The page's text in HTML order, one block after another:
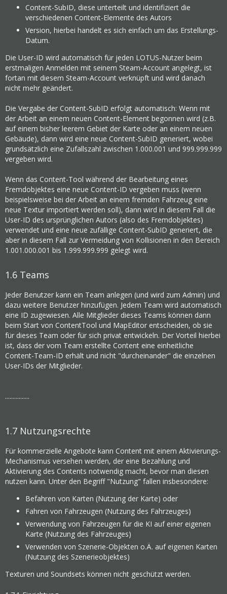
Content-SubID, diese unterteilt und identifiziert die
verschiedenen Content-Elemente des Autors
Version, hierbei handelt es sich einfach um das Erstellungs-
Datum.
Die User-ID wird automatisch für jeden LOTUS-Nutzer beim
erstmaligen Anmelden mit seinem Steam-Account angelegt, ist
fortan mit diesem Steam-Account verknüpft und wird danach
nicht mehr geändert.
Die Vergabe der Content-SubID erfolgt automatisch: Wenn mit
der Arbeit an einem neuen Content-Element begonnen wird (z.B.
auf einem bisher leerem Gebiet der Karte oder an einem neuen
Gebäude), dann wird eine neue Content-SubID generiert, wobei
grundsätzlich eine Zufallszahl zwischen 1.000.001 und 999.999.999
vergeben wird.
Wenn das Content-Tool während der Bearbeitung eines
Fremdobjektes eine neue Content-ID vergeben muss (wenn
beispielsweise bei der Arbeit an einem fremden Fahrzeug eine
neue Textur importiert werden soll), dann wird in diesem Fall die
User-ID des ursprünglichen Autors (also des Fremdobjektes)
verwendet und eine neue zufällige Content-SubID generiert, die
aber in diesem Fall zur Vermeidung von Kollisionen in den Bereich
1.001.000.001 bis 1.999.999.999 gelegt wird.
1.6 Teams
Jeder Benutzer kann ein Team anlegen (und wird zum Admin) und
dazu weitere Benutzer hinzufügen. Jedem Team wird automatisch
eine ID zugewiesen. Alle Mitglieder dieses Teams können dann
beim Start von ContentTool und MapEditor entscheiden, ob sie
für dieses Team oder für sich privat entwickeln. Der Vorteil hierbei
ist, dass der vom Team erstellte Content eine einheitliche
Content-Team-ID erhält und nicht "durcheinander" die einzelnen
User-IDs der Mitglieder.
................
1.7 Nutzungsrechte
Für kommerzielle Angebote kann Content mit einem Aktivierungs-
Mechanismus versehen werden, der eine Bezahlung und
Aktivierung des Contents notwendig macht, bevor man diesen
nutzen kann. Unter den Begriff "Nutzung" fallen insbesondere:
Befahren von Karten (Nutzung der Karte) oder
Fahren von Fahrzeugen (Nutzung des Fahrzeuges)
Verwendung von Fahrzeugen für die KI auf einer eigenen
Karte (Nutzung des Fahrzeuges)
Verwenden von Szenerie-Objekten o.Ä. auf eigenen Karten
(Nutzung des Szenerieobjektes)
Texturen und Soundsets können nicht geschützt werden.